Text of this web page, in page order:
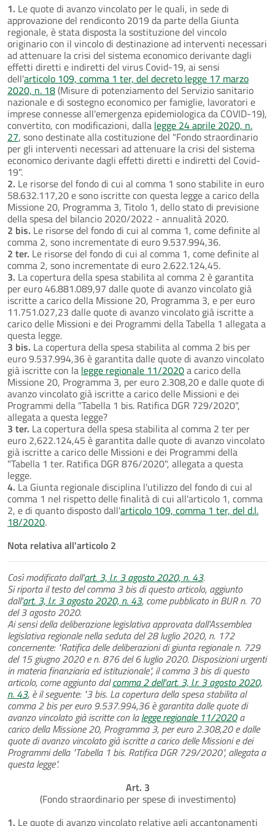
1. Le quote di avanzo vincolato per le quali, in sede di
approvazione del rendiconto 2019 da parte della Giunta
regionale, è stata disposta la sostituzione del vincolo
originario con il vincolo di destinazione ad interventi necessari
ad attenuare la crisi del sistema economico derivante dagli
effetti diretti e indiretti del virus Covid-19, ai sensi
dell'articolo 109, comma 1 ter, del decreto legge 17 marzo
2020, n. 18(Misure di potenziamento del Servizio sanitario
nazionale e di sostegno economico per famiglie, lavoratori e
imprese connesse all'emergenza epidemiologica da COVID-19),
convertito, con modificazioni, dalla legge 24 aprile 2020, n.
27, sono destinate alla costituzione del "Fondo straordinario
per gli interventi necessari ad attenuare la crisi del sistema
economico derivante dagli effetti diretti e indiretti del Covid-
19".
2. Le risorse del fondo di cui al comma 1 sono stabilite in euro
58.632.117,20 e sono iscritte con questa legge a carico della
Missione 20, Programma 3, Titolo 1, dello stato di previsione
della spesa del bilancio 2020/2022 - annualità 2020.
2 bis. Le risorse del fondo di cui al comma 1, come definite al
comma 2, sono incrementate di euro 9.537.994,36.
2 ter. Le risorse del fondo di cui al comma 1, come definite al
comma 2, sono incrementate di euro 2.622.124,45.
3. La copertura della spesa stabilita al comma 2 è garantita
per euro 46.881.089,97 dalle quote di avanzo vincolato già
iscritte a carico della Missione 20, Programma 3, e per euro
11.751.027,23 dalle quote di avanzo vincolato già iscritte a
carico delle Missioni e dei Programmi della Tabella 1 allegata a
questa legge.
3 bis. La copertura della spesa stabilita al comma 2 bis per
euro 9.537.994,36 è garantita dalle quote di avanzo vincolato
già iscritte con la legge regionale 11/2020a carico della
Missione 20, Programma 3, per euro 2.308,20 e dalle quote di
avanzo vincolato già iscritte a carico delle Missioni e dei
Programmi della "Tabella 1 bis. Ratifica DGR 729/2020",
allegata a questa legge?
3 ter. La copertura della spesa stabilita al comma 2 ter per
euro 2,622.124,45 è garantita dalle quote di avanzo vincolato
già iscritte a carico delle Missioni e dei Programmi della
"Tabella 1 ter. Ratifica DGR 876/2020", allegata a questa
legge.
4. La Giunta regionale disciplina l'utilizzo del fondo di cui al
comma 1 nel rispetto delle finalità di cui all'articolo 1, comma
2, e di quanto disposto dall'articolo 109, comma 1 ter, del d.l.
18/2020.
Nota relativa all'articolo 2
Così modificato dall'art. 3, l.r. 3 agosto 2020, n. 43.
Si riporta il testo del comma 3 bis di questo articolo, aggiunto
dall'art. 3, l.r. 3 agosto 2020, n. 43, come pubblicato in BUR n. 70
del 3 agosto 2020.
Ai sensi della deliberazione legislativa approvata dall'Assemblea
legislativa regionale nella seduta del 28 luglio 2020, n. 172
concernente: "Ratifica delle deliberazioni di giunta regionale n. 729
del 15 giugno 2020 e n. 876 del 6 luglio 2020. Disposizioni urgenti
in materia finanziaria ed istituzionale", il comma 3 bis di questo
articolo, come aggiunto dalcomma 2 dell'art. 3, l.r. 3 agosto 2020,
n. 43, è il seguente: "3 bis. La copertura della spesa stabilita al
comma 2 bis per euro 9.537.994,36 è garantita dalle quote di
avanzo vincolato già iscritte con lalegge regionale 11/2020a
carico della Missione 20, Programma 3, per euro 2.308,20 e dalle
quote di avanzo vincolato già iscritte a carico delle Missioni e dei
Programmi della "Tabella 1 bis. Ratifica DGR 729/2020", allegata a
questa legge".
Art. 3
(Fondo straordinario per spese di investimento)
1. Le quote di avanzo vincolato relative agli accantonamenti